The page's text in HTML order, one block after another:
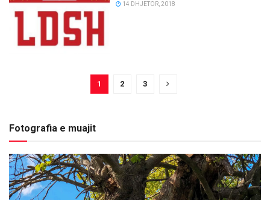
14 DHJETOR, 2018
1 2 3
Fotografia e muajit